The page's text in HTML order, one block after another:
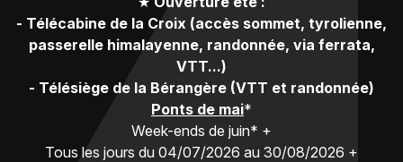
- Télécabine de la Croix (accès sommet, tyrolienne,
passerelle himalayenne, randonnée, via ferrata,
VTT...)
- Télésiège de la Bérangère (VTT et randonnée)
Ponts de mai*
Week-ends de juin* +
Tous les jours du 04/07/2026 au 30/08/2026 +